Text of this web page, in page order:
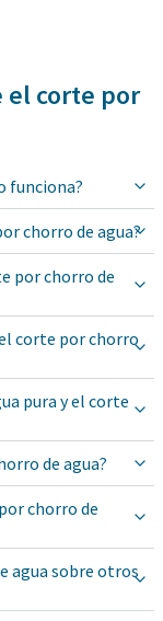
el corte por
funciona?
chorro de agua?
por chorro de
corte por chorro
pura y el corte
de agua?
chorro de
agua sobre otros